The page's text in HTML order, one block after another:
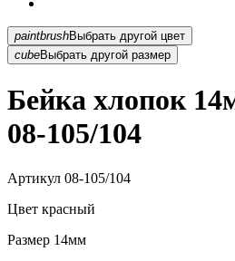
paintbrush
Выбрать другой цвет
cubeВыбрать другой размер
Бейка хлопок
08-105/104
Артикул 08-105/104
Цвет красный
Размер 14мм